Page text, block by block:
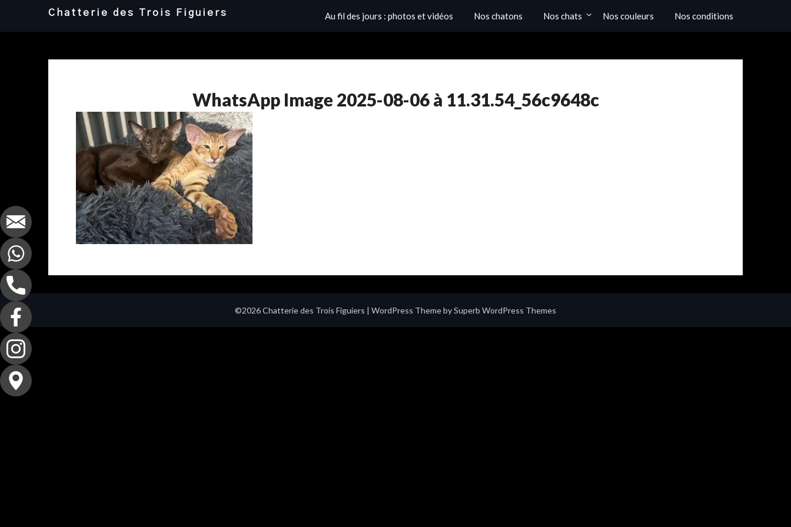
Chatterie des Trois Figuiers Au fil des jours : photos et vidéos Nos chatons Nos chats Nos couleurs Nos conditions
WhatsApp Image 2025-08-06 à 11.31.54_56c9648c
©2026 Chatterie des Trois Figuiers | WordPress Theme bySuperb WordPress Themes